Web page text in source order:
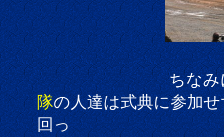
ちなみ
隊の人達は式典に参加
回っ